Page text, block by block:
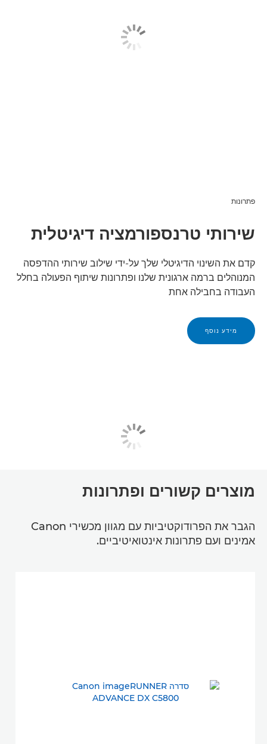
פתרונות
שירותי טרנספורמציה דיגיטלית
קדם את השינוי הדיגיטלי שלך על-ידי שילוב שירותי ההדפסה
המנוהלים ברמה ארגונית שלנו ופתרונות שיתוף הפעולה בחלל
העבודה בחבילה אחת
מידע נוסף
מוצרים קשורים ופתרונות
הגבר את הפרודוקטיביות עם מגוון מכשירי Canon
אמינים ועם פתרונות אינטואיטיביים.